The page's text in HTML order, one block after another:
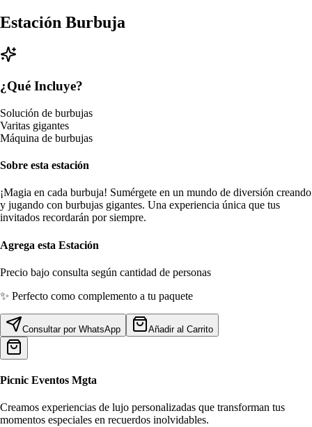
Estación Burbuja
¿Qué Incluye?
Solución de burbujas
Varitas gigantes
Máquina de burbujas
Sobre esta estación
¡Magia en cada burbuja! Sumérgete en un mundo de diversión creando
y jugando con burbujas gigantes. Una experiencia única que tus
invitados recordarán por siempre.
Agrega esta Estación
Precio bajo consulta según cantidad de personas
✨ Perfecto como complemento a tu paquete
Consultar por WhatsApp Añadir al Carrito
Picnic Eventos Mgta
Creamos experiencias de lujo personalizadas que transforman tus
momentos especiales en recuerdos inolvidables.